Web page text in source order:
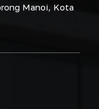
Manoi, Kota